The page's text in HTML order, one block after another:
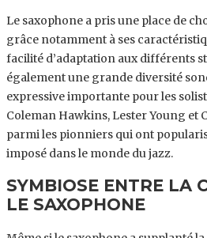
Le saxophone a pris une place de
grâce notamment à ses
facilité d’adaptation aux différents
également une grande diversité
expressive importante pour les
Coleman Hawkins, Lester Young
parmi les pionniers qui ont
imposé dans le monde du jazz.
SYMBIOSE ENTRE LA
LE SAXOPHONE